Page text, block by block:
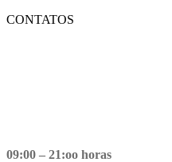
CONTATOS
09:00 – 21:oo horas